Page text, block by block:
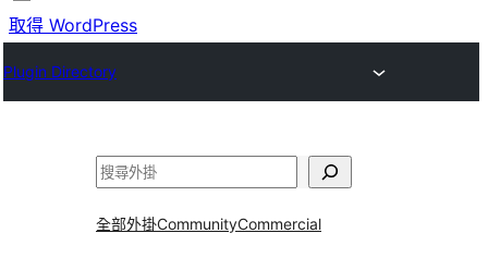
內
取得 WordPress
Plugin Directory
搜
全部外掛CommunityCommercial